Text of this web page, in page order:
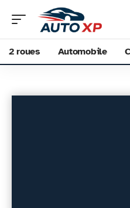
2 roues Automobile